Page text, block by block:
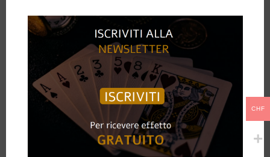
CATEGORIE:ATTREZZATURA, STREET MAGIC
DESCRIZIONE
Presentiamo un neon ultraleggero e maneggevole. Inizia presentando un
neon bianco che inizia a levitare tra le tue mani. Al tuo cenno il neon si
accende e inizia a danzare intorno a te e sotto il pieno controllo delle tue
mani. Eseguirai evoluzioni incredibili e inspiegabili per il pubblico.
CHF